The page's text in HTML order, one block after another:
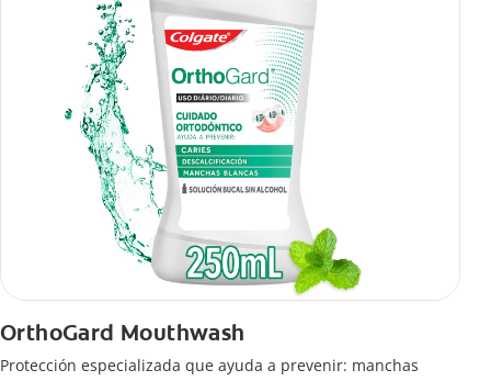
OrthoGard Mouthwash
Protección especializada que ayuda a prevenir: manchas